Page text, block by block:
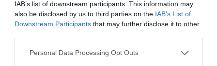
IAB’s list of downstream participants. This information may
also be disclosed by us to third parties on the IAB’s List of
Downstream Participants that may further disclose it to other
Please note that this website/app uses one or more Google
Personal Data Processing Opt Outs